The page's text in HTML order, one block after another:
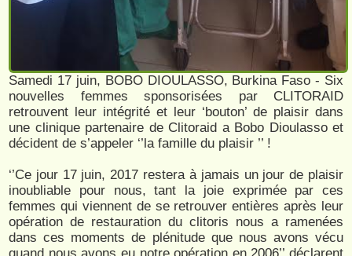
Samedi 17 juin, BOBO DIOULASSO, Burkina Faso - Six
nouvelles femmes sponsorisées par CLITORAID
retrouvent leur intégrité et leur ‘bouton’ de plaisir dans
une clinique partenaire de Clitoraid a Bobo Dioulasso et
décident de s’appeler ‘’la famille du plaisir ’’ !
‘’Ce jour 17 juin, 2017 restera à jamais un jour de plaisir
inoubliable pour nous, tant la joie exprimée par ces
femmes qui viennent de se retrouver entières après leur
opération de restauration du clitoris nous a ramenées
dans ces moments de plénitude que nous avons vécu
quand nous avons eu notre opération en 2006’’ déclarent